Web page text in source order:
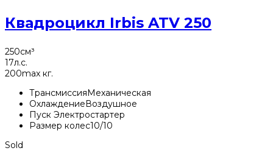
Квадроцикл Irbis ATV 250
250см³
17л.с.
200max кг.
ТрансмиссияМеханическая
ОхлаждениеВоздушное
Пуск Электростартер
Размер колес10/10
Sold